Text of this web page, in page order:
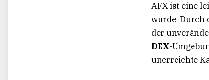
AFX ist eine
wurde. Durch
der
DEX-
unerreichte